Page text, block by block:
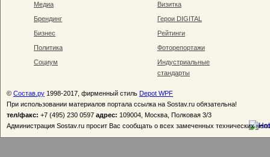
Медиа
Брендинг
Бизнес
Политика
Социум
Визитка
Герои DIGITAL
Рейтинги
Фоторепортажи
Индустриальные
стандарты
© Состав.ру 1998-2017, фирменный стиль Depot WPF
При использовании материалов портала ссылка на Sostav.ru обязательна!
тел/факс: +7 (495) 230 0597 адрес: 109004, Москва, Полковая 3/3
Администрация Sostav.ru просит Вас сообщать о всех замеченных технических